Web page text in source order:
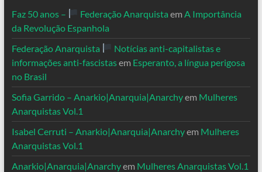
Faz 50 anos – Federação Anarquista em A Importância
da Revolução Espanhola
Federação Anarquista
Notícias anti-capitalistas e
informações anti-fascistasem Esperanto, a língua perigosa
no Brasil
Sofia Garrido – Anarkio|Anarquia|Anarchyem Mulheres
Anarquistas Vol.1
Isabel Cerruti – Anarkio|Anarquia|Anarchyem Mulheres
Anarquistas Vol.1
Anarkio|Anarquia|Anarchyem Mulheres Anarquistas Vol.1